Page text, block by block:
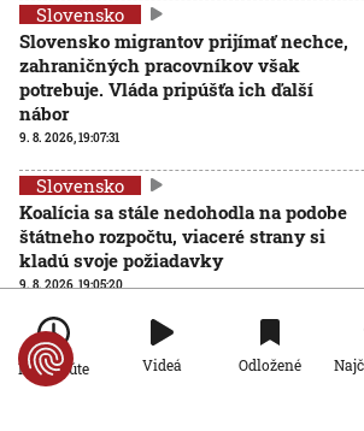
Slovensko
Slovensko migrantov prijímať nechce,
zahraničných pracovníkov však
potrebuje. Vláda pripúšťa ich ďalší
nábor
9. 8. 2026, 19:07:31
Slovensko
Koalícia sa stále nedohodla na podobe
štátneho rozpočtu, viaceré strany si
kladú svoje požiadavky
9. 8. 2026, 19:05:20
Slovensko
Nezaistený pes v aute môže mať pri
Po minúte Videá Odložené